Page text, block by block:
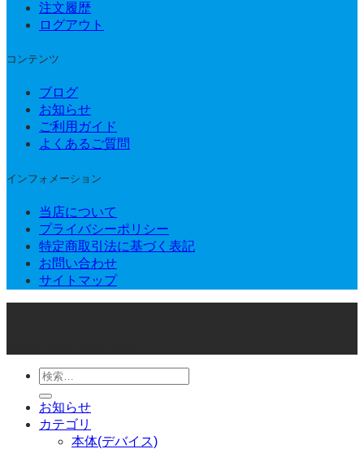
注文履歴
ログアウト
コンテンツ
ブログ
お知らせ
ご利用ガイド
よくあるご質問
インフォメーション
当店について
プライバシーポリシー
特定商取引法に基づく表記
お問い合わせ
サイトマップ
検
索
対
象:
お知らせ
カテゴリ
本体(デバイス)